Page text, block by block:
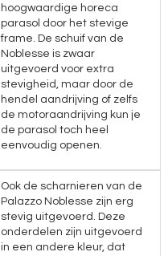
hoogwaardige horeca
parasol door het stevige
frame. De schuif van de
Noblesse is zwaar
uitgevoerd voor extra
stevigheid, maar door de
hendel aandrijving of zelfs
de motoraandrijving kun je
de parasol toch heel
eenvoudig openen.
Ook de scharnieren van de
Palazzo Noblesse zijn erg
stevig uitgevoerd. Deze
onderdelen zijn uitgevoerd
in een andere kleur, dat